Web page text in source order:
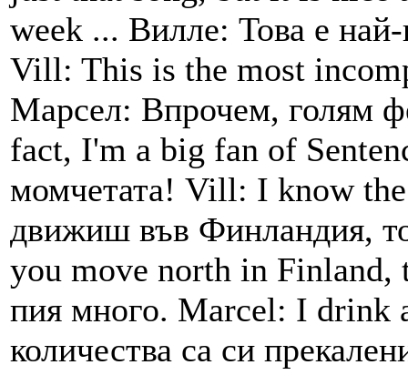
week ... Вилле: Това е
Vill: This is the most
Марсел: Впрочем, голям
fact, I'm a big fan of
момчетата! Vill: I know the
движиш във Финландия,
you move north in
пия много. Marcel: I drink
количества са си